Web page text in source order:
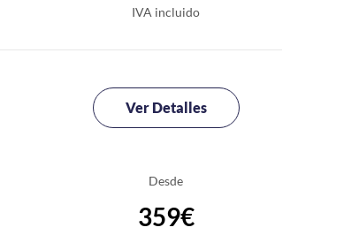
IVA incluido
Ver Detalles
Desde
359€